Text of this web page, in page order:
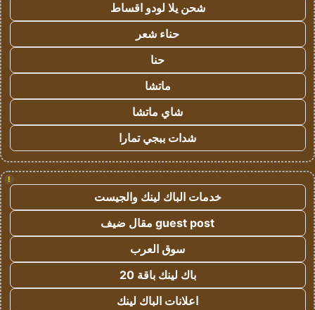
شحن يلا لودو اقساط
حناء شعر
حنا
ماتشا
شاي ماتشا
شدات ببجي تمارا
!
خدمات الباك لينك والجيست
guest post مقال ضيف
سوق العرب
باك لينك باقة 20
اعلانات الباك لينك